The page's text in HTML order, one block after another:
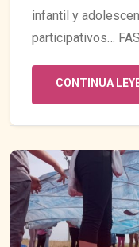
infantil y
participativos…
CONTINUA